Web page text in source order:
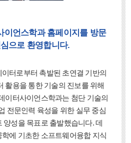
이언스학과 홈페이지를 방문
으로 환영합니다.
터로부터 촉발된 초연결 기반의
활용을 통한 기술의 진보를 위해
이터사이언스학과는 첨단 기술의
전문인력 육성을 위한 실무 중심
양성을 목표로 출발했습니다. 데
에 기초한 소프트웨어융합 지식